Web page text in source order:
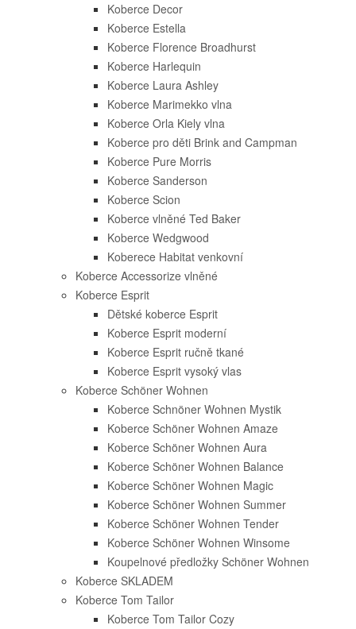
Koberce Decor
Koberce Estella
Koberce Florence Broadhurst
Koberce Harlequin
Koberce Laura Ashley
Koberce Marimekko vlna
Koberce Orla Kiely vlna
Koberce pro děti Brink and Campman
Koberce Pure Morris
Koberce Sanderson
Koberce Scion
Koberce vlněné Ted Baker
Koberce Wedgwood
Koberece Habitat venkovní
Koberce Accessorize vlněné
Koberce Esprit
Dětské koberce Esprit
Koberce Esprit moderní
Koberce Esprit ručně tkané
Koberce Esprit vysoký vlas
Koberce Schöner Wohnen
Koberce Schnöner Wohnen Mystik
Koberce Schöner Wohnen Amaze
Koberce Schöner Wohnen Aura
Koberce Schöner Wohnen Balance
Koberce Schöner Wohnen Magic
Koberce Schöner Wohnen Summer
Koberce Schöner Wohnen Tender
Koberce Schöner Wohnen Winsome
Koupelnové předložky Schöner Wohnen
Koberce SKLADEM
Koberce Tom Tailor
Koberce Tom Tailor Cozy